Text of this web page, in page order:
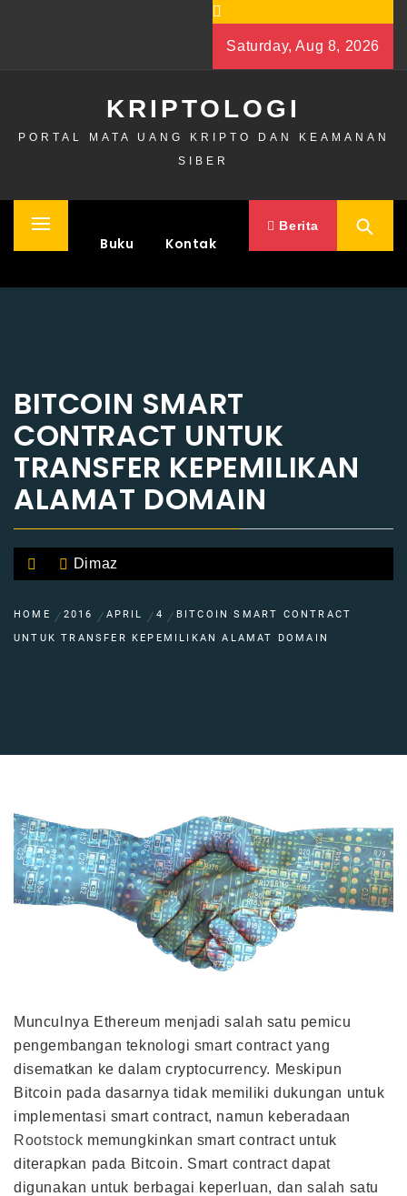
Saturday, Aug 8, 2026
KRIPTOLOGI
PORTAL MATA UANG KRIPTO DAN KEAMANAN
SIBER
Primary
Buku Kontak
Berita
BITCOIN SMART
CONTRACT UNTUK
TRANSFER KEPEMILIKAN
ALAMAT DOMAIN
Dimaz
HOME 2016 APRIL 4
BITCOIN SMART CONTRACT
UNTUK TRANSFER KEPEMILIKAN ALAMAT DOMAIN
Munculnya Ethereum menjadi salah satu pemicu
pengembangan teknologi smart contract yang
disematkan ke dalam cryptocurrency. Meskipun
Bitcoin pada dasarnya tidak memiliki dukungan untuk
implementasi smart contract, namun keberadaan
Rootstock memungkinkan smart contract untuk
diterapkan pada Bitcoin. Smart contract dapat
digunakan untuk berbagai keperluan, dan salah satu